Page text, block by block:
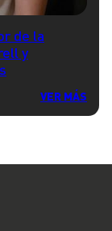
de la
y
VER MÁS